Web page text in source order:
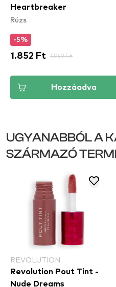
Heartbreaker
Rúzs
-5%
1.852 Ft 1.949 Ft
Hozzáadva
UGYANABBÓL A
SZÁRMAZÓ
REVOLUTION
Revolution Pout Tint -
Nude Dreams